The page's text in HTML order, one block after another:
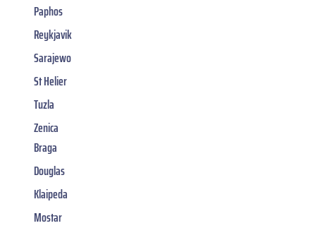
Paphos
Reykjavik
Sarajewo
St Helier
Tuzla
Zenica
Braga
Douglas
Klaipeda
Mostar